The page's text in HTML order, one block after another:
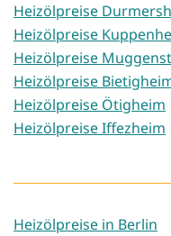
Heizölpreise
Heizölpreise
Heizölpreise
Heizölpreise
Heizölpreise Ötigheim
Heizölpreise Iffezheim
Heizölpreise in Berlin